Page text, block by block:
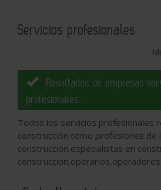
Servicios profesionales
Resultados de empresas
profesionales :
Todos los servicios profesionales
construcción como profesiones de
construcción,especialistas en